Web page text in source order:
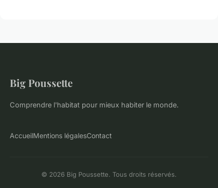
Big Poussette
Comprendre l'habitat pour mieux habiter le monde.
AccueilMentions légalesContact
© 2026 Big Poussette. Tous droits réservés.